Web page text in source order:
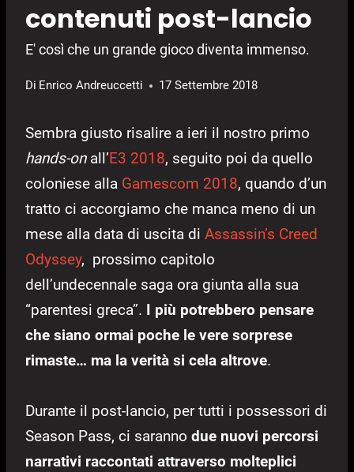
contenuti post-lancio
E' così che un grande gioco diventa immenso.
Di Enrico Andreuccetti 17 Settembre 2018
Sembra giusto risalire a ieri il nostro primo
hands-onall’E3 2018, seguito poi da quello
coloniese alla Gamescom 2018, quando d’un
tratto ci accorgiamo che manca meno di un
mese alla data di uscita di Assassin’s Creed
Odyssey, prossimo capitolo
dell’undecennale saga ora giunta alla sua
“parentesi greca”. I più potrebbero pensare
che siano ormai poche le vere sorprese
rimaste… ma la verità si cela altrove.
Durante il post-lancio, per tutti i possessori di
Season Pass, ci saranno due nuovi percorsi
narrativi raccontati attraverso molteplici